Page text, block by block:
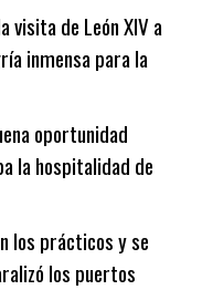
visita de León XIV a
inmensa para la
oportunidad
la hospitalidad de
los prácticos y se
los puertos